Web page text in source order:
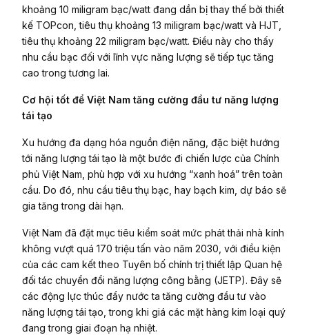
khoảng 10 miligram bạc/watt đang dần bị thay thế bởi thiết
kế TOPcon, tiêu thụ khoảng 13 miligram bạc/watt và HJT,
tiêu thụ khoảng 22 miligram bạc/watt. Điều này cho thấy
nhu cầu bạc đối với lĩnh vực năng lượng sẽ tiếp tục tăng
cao trong tương lai.
Cơ hội tốt để Việt Nam tăng cường đầu tư năng lượng
tái tạo
Xu hướng đa dạng hóa nguồn điện năng, đặc biệt hướng
tới năng lượng tái tạo là một bước đi chiến lược của Chính
phủ Việt Nam, phù hợp với xu hướng “xanh hoá” trên toàn
cầu. Do đó, nhu cầu tiêu thụ bạc, hay bạch kim, dự báo sẽ
gia tăng trong dài hạn.
Việt Nam đã đặt mục tiêu kiểm soát mức phát thải nhà kính
không vượt quá 170 triệu tấn vào năm 2030, với điều kiện
của các cam kết theo Tuyên bố chính trị thiết lập Quan hệ
đối tác chuyển đổi năng lượng công bằng (JETP). Đây sẽ
các động lực thúc đẩy nước ta tăng cường đầu tư vào
năng lượng tái tạo, trong khi giá các mặt hàng kim loại quý
đang trong giai đoạn hạ nhiệt.